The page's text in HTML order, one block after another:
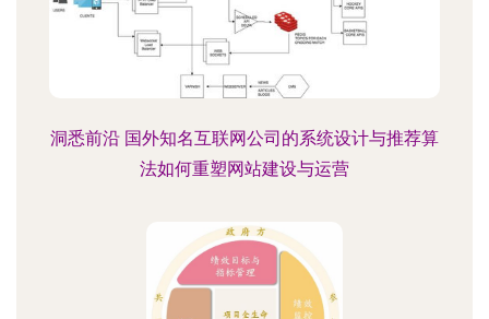
洞悉前沿 国外知名互联网公司的系统设计与推荐算
法如何重塑网站建设与运营